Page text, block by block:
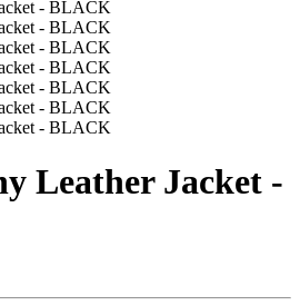
Leather Jacket -